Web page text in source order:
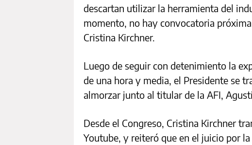
descartan utilizar la herramienta del
momento, no hay convocatoria
Cristina Kirchner.
Luego de seguir con detenimiento la
de una hora y media, el Presidente se
almorzar junto al titular de la AFI,
Desde el Congreso, Cristina Kirchner
Youtube, y reiteró que en el juicio por